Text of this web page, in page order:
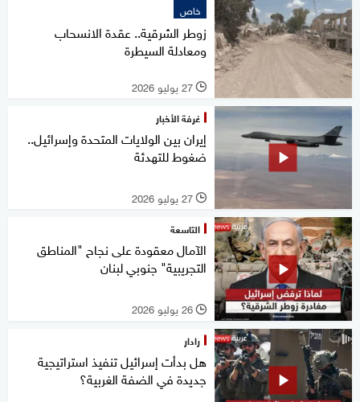
خاص
زوطر الشرقية.. عقدة الانسحاب
ومعادلة السيطرة
l 27 يوليو 2026
غرفة الأخبار
إيران بين الولايات المتحدة وإسرائيل..
ضغوط للتهدئة
l 27 يوليو 2026
التاسعة
الآمال معقودة على نجاح "المناطق
التجريبية" جنوبي لبنان
l 26 يوليو 2026
رادار
هل بدأت إسرائيل تنفيذ استراتيجية
جديدة في الضفة الغربية؟